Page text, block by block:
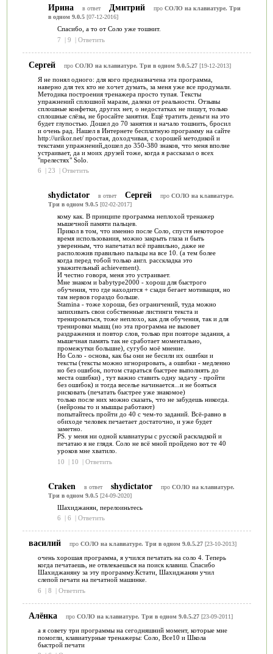
Ирина в ответ Дмитрий про СОЛО на клавиатуре. Три
в одном 9.0.5[07-12-2016]
Спасибо, а то от Соло уже тошнит.
7
| 9 | Ответить
Сергей про СОЛО на клавиатуре. Три в одном 9.0.5.27[19-12-2013]
Я не понял одного: для кого предназначена эта программа,
наверно для тех кто не хочет думать, за меня уже все продумали.
Методика построения тренажера просто тупая. Тексты
упражнений сплошной маразм, далеки от реальности. Отзывы
сплошные конфетки, других нет, о недостатках не пишут, только
сплошные слёзы, не бросайте занятия. Ещё тратить деньги на это
будет глупостью. Дошел до 70 занятия и начало тошнить, бросил
и очень рад. Нашел в Интернете бесплатную программу на сайте
http://urikor.net/ простая, доходчивая, с хорошей методикой и
текстами упражнений,дошел до 350-380 знаков, что меня вполне
устраивает, да и моих друзей тоже, когда я рассказал о всех
"прелестях" Solo.
6
23 Ответить
shydictator в ответ Сергей про СОЛО на клавиатуре.
Три в одном 9.0.5[02-02-2017]
кому как. В принципе программа неплохой тренажер
мышечной памяти пальцев.
Прикол в том, что именно после Соло, спустя некоторое
время использования, можно закрыть глаза и быть
уверенным, что напечатал всё правильно, даже не
расположив правильно пальцы на все 10. (а тем более
когда перед тобой только англ. расскладка это
уважительный achievement).
И честно говоря, меня это устраивает.
Мне знаком и babytype2000 - хорош для быстрого
обучения, что где находится + сзади бегает мотивация, но
там нервов гораздо больше.
Stamina - тоже хороша, без ограничений, туда можно
запихивать свои собственные листинги текста и
тренироваться, тоже неплохо, как для обучения, так и для
тренировки мышц (но эта программа не вызовет
раздражения и повтор слов, только при повторе задания, а
мышечная память так не сработает моментально,
промежутки большие), сугубо моё мнение.
Но Соло - основа, как бы они не бесили их ошибки и
тексты (тексты можно игнорировать, а ошибки - медленно
но без ошибок, потом стараться быстрее выполнять до
места ошибки) , тут важно ставить одну задачу - пройти
без ошибок) и тогда веселье начинается...и не бояться
рисковать (печатать быстрее уже знакомое)
только после них можно сказать, что не забудешь никогда.
(нейроны то и мышцы работают)
попытайтесь пройти до 40 с чем-то заданий. Всё-равно в
обиходе человек печаетает достаточно, и уже будет
заметно.
PS. у меня ни одной клавиатуры с русской раскладкой и
печатаю я не глядя. Соло не всё мной пройдено вот те 40
уроков мне хватило.
10
| 10 | Ответить
Craken в ответ shydictator про СОЛО на клавиатуре.
Три в одном 9.0.5[24-09-2020]
Шахиджанян, перелоиньтесь
6
6 Ответить
василий про СОЛО на клавиатуре. Три в одном 9.0.5.27[23-10-2013]
очень хорошая программа, я учился печатать на соло 4. Теперь
когда печатаешь, не отвлекаешься на поиск клавиш. Спасибо
Шахиджаняну за эту программу.Кстати, Шахиджанян учил
слепой печати на печатной машинке.
6
| 8 | Ответить
Алёнка про СОЛО на клавиатуре. Три в одном 9.0.5.27[23-09-2011]
а я совету три программы на сегодняшний момент, которые мне
помогли, клавиатурные тренажеры: Соло, Все10 и Школа
быстрой печати